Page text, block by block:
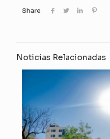
Share
Noticias Relacionadas